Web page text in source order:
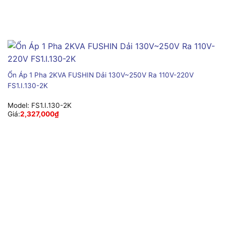
Ổn Áp 1 Pha 2KVA FUSHIN Dải 130V~250V Ra 110V-220V
FS1.I.130-2K
Model: FS1.I.130-2K
Giá:2,327,000₫